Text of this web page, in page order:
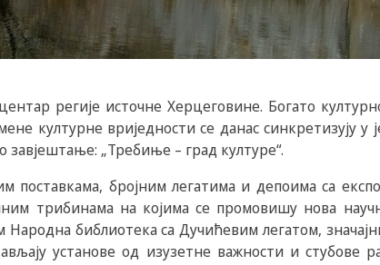
регије источне Херцеговине. Богато
културне вриједности се данас синкретизују у
„Требиње – град културе“.
поставкама, бројним легатима и депоима са
трибинама на којима се промовишу нова
Народна библиотека са Дучићевим легатом,
установе од изузетне важности и стубове